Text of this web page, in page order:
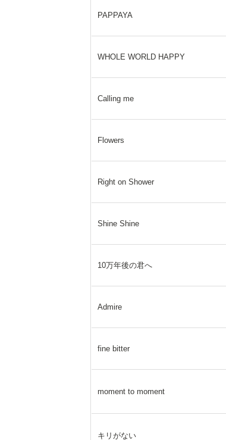
PAPPAYA
WHOLE WORLD HAPPY
Calling me
Flowers
Right on Shower
Shine Shine
10万年後の君へ
Admire
fine bitter
moment to moment
キリがない